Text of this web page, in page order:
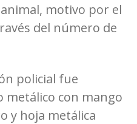
motivo por el
del número de
policial fue
metálico con mango
y hoja metálica